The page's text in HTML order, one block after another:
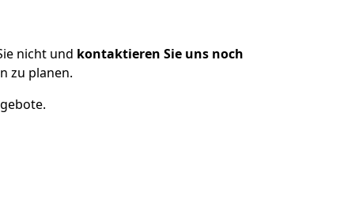
nicht und kontaktieren Sie uns noch
zu planen.